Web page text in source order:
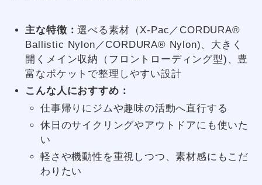
主な特徴：選べる素材（X-Pac／CORDURA®
Ballistic Nylon／CORDURA® Nylon)、大きく
開くメイン収納（フロントローディング型)、豊
富なポケットで整理しやすい設計
こんな人におすすめ：
仕事帰りにジムや趣味の活動へ直行する
休日のサイクリングやアウトドアにも使いた
い
軽さや機動性を重視しつつ、素材感にもこだ
わりたい